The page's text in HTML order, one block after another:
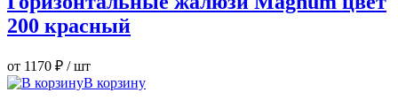
200 красный
от 1170 ₽ / шт
В корзину